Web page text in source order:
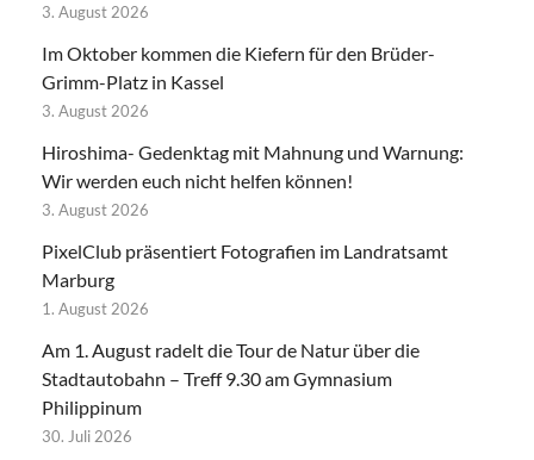
3. August 2026
Im Oktober kommen die Kiefern für den Brüder-
Grimm-Platz in Kassel
3. August 2026
Hiroshima- Gedenktag mit Mahnung und Warnung:
Wir werden euch nicht helfen können!
3. August 2026
PixelClub präsentiert Fotografien im Landratsamt
Marburg
1. August 2026
Am 1. August radelt die Tour de Natur über die
Stadtautobahn – Treff 9.30 am Gymnasium
Philippinum
30. Juli 2026